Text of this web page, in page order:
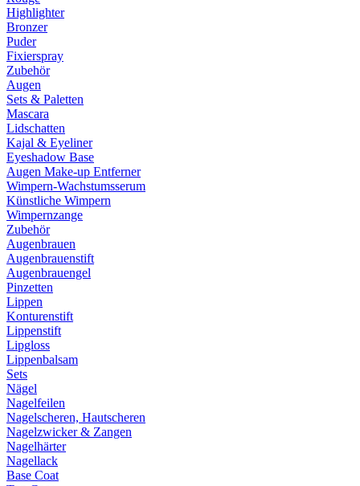
Highlighter
Bronzer
Puder
Fixierspray
Zubehör
Augen
Sets & Paletten
Mascara
Lidschatten
Kajal & Eyeliner
Eyeshadow Base
Augen Make-up Entferner
Wimpern-Wachstumsserum
Künstliche Wimpern
Wimpernzange
Zubehör
Augenbrauen
Augenbrauenstift
Augenbrauengel
Pinzetten
Lippen
Konturenstift
Lippenstift
Lipgloss
Lippenbalsam
Sets
Nägel
Nagelfeilen
Nagelscheren, Hautscheren
Nagelzwicker & Zangen
Nagelhärter
Nagellack
Base Coat